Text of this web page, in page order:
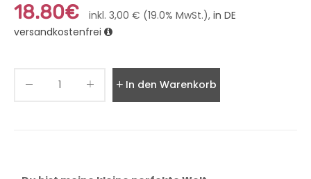
18.80€ inkl. 3,00 € (19.0% MwSt.), in DE
versandkostenfrei
In den Warenkorb legen